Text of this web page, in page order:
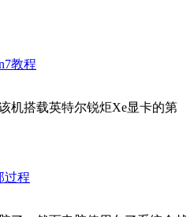
教程
机搭载英特尔锐炬Xe显卡的第
过程